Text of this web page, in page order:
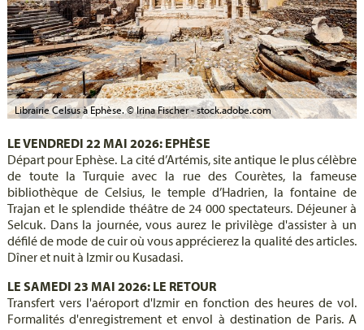
Librairie Celsus à Ephèse. © Irina Fischer - stock.adobe.com
LE VENDREDI 22 MAI 2026: EPHÈSE
Départ pour Ephèse. La cité d’Artémis, site antique le plus célèbre
de toute la Turquie avec la rue des Courètes, la fameuse
bibliothèque de Celsius, le temple d’Hadrien, la fontaine de
Trajan et le splendide théâtre de 24 000 spectateurs. Déjeuner à
Selcuk. Dans la journée, vous aurez le privilège d'assister à un
défilé de mode de cuir où vous apprécierez la qualité des articles.
Dîner et nuit à Izmir ou Kusadasi.
LE SAMEDI 23 MAI 2026: LE RETOUR
Transfert vers l'aéroport d'Izmir en fonction des heures de vol.
Formalités d'enregistrement et envol à destination de Paris. A